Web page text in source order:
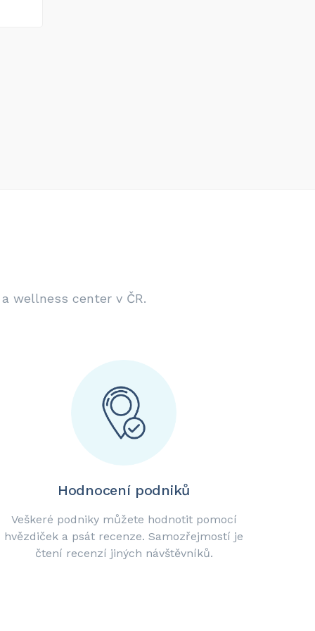
wellness center v ČR.
Hodnocení podniků
Veškeré podniky můžete hodnotit pomocí
hvězdiček a psát recenze. Samozřejmostí je
čtení recenzí jiných návštěvníků.